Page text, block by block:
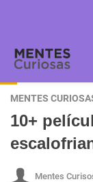
MENTES
10+
Mentes